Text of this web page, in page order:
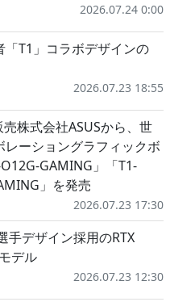
2026.07.24 0:00
「T1」コラボデザインの
2026.07.23 18:55
株式会社ASUSから、世
ーショングラフィックボ
GAMING」「T1-
」を発売
2026.07.23 17:30
手デザイン採用のRTX
デル
2026.07.23 12:30